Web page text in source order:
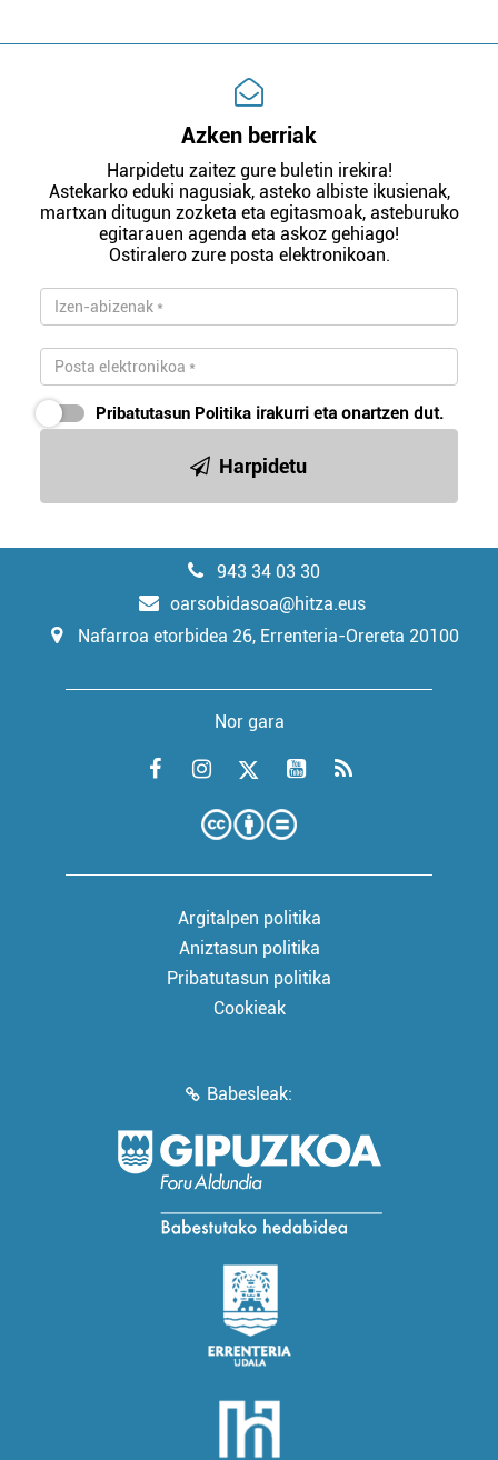
Azken berriak
Harpidetu zaitez gure buletin irekira!
Astekarko eduki nagusiak, asteko albiste ikusienak,
martxan ditugun zozketa eta egitasmoak, asteburuko
egitarauen agenda eta askoz gehiago!
Ostiralero zure posta elektronikoan.
Pribatutasun Politika irakurri eta onartzen dut.
Harpidetu
943 34 03 30
oarsobidasoa@hitza.eus
Nafarroa etorbidea 26, Errenteria-Orereta 20100
Nor gara
Argitalpen politika
Aniztasun politika
Pribatutasun politika
Cookieak
Babesleak: